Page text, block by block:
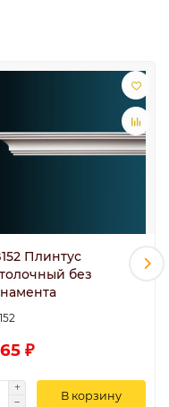
Плинтус
без
₽
В корзину